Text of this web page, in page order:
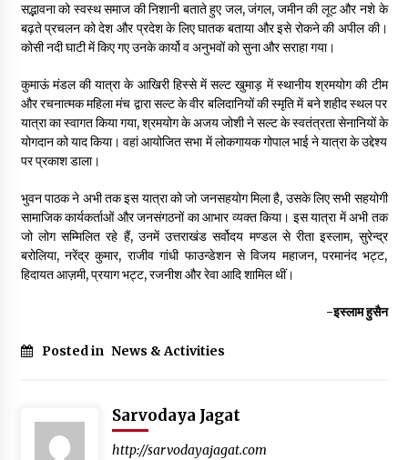
सद्भावना को स्वस्थ समाज की निशानी बताते हुए जल, जंगल, जमीन की लूट और नशे के
बढ़ते प्रचलन को देश और प्रदेश के लिए घातक बताया और इसे रोकने की अपील की।
कोसी नदी घाटी में किए गए उनके कार्यो व अनुभवों को सुना और सराहा गया।
कुमाऊं मंडल की यात्रा के आखिरी हिस्से में सल्ट खुमाड़ में स्थानीय श्रमयोग की टीम
और रचनात्मक महिला मंच द्वारा सल्ट के वीर बलिदानियों की स्मृति में बने शहीद स्थल पर
यात्रा का स्वागत किया गया, श्रमयोग के अजय जोशी ने सल्ट के स्वतंत्रता सेनानियों के
योगदान को याद किया। वहां आयोजित सभा में लोकगायक गोपाल भाई ने यात्रा के उद्देश्य
पर प्रकाश डाला।
भुवन पाठक ने अभी तक इस यात्रा को जो जनसहयोग मिला है, उसके लिए सभी सहयोगी
सामाजिक कार्यकर्ताओं और जनसंगठनों का आभार व्यक्त किया। इस यात्रा में अभी तक
जो लोग सम्मिलित रहे हैं, उनमें उत्तराखंड सर्वोदय मण्डल से रीता इस्लाम, सुरेन्द्र
बरोलिया, नरेंद्र कुमार, राजीव गांधी फाउन्डेशन से विजय महाजन, परमानंद भट्ट,
हिदायत आज़मी, प्रयाग भट्ट, रजनीश और रेवा आदि शामिल थीं।
-इस्लाम हुसैन
Posted in News & Activities
Sarvodaya Jagat
http://sarvodayajagat.com